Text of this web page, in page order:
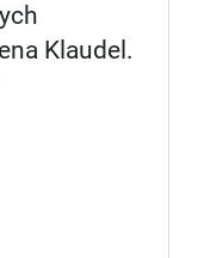
Klaudel.